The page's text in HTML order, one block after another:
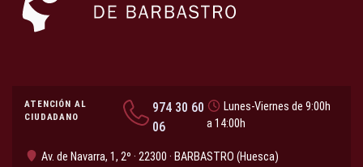
ATENCIÓN AL
CIUDADANO
974 30 60
06
Lunes-Viernes de 9:00h
a 14:00h
Av. de Navarra, 1, 2º · 22300 · BARBASTRO (Huesca)